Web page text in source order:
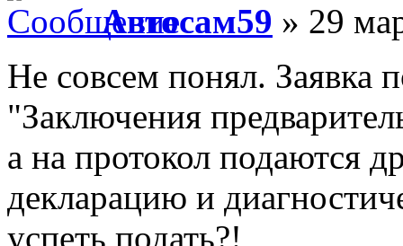
Автосам59 » 29
Не совсем понял. Заявка
"Заключения
а на протокол подаются
декларацию и
успеть подать?!